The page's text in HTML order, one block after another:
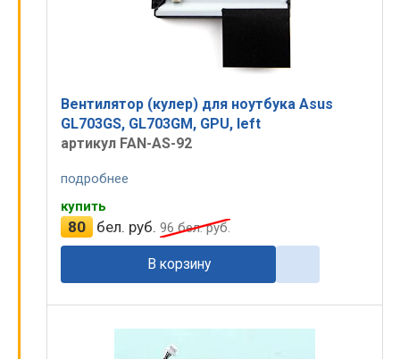
Вентилятор (кулер) для ноутбука Asus
GL703GS, GL703GM, GPU, left
артикул FAN-AS-92
подробнее
купить
80 бел. руб. 96бел. руб.
В корзину